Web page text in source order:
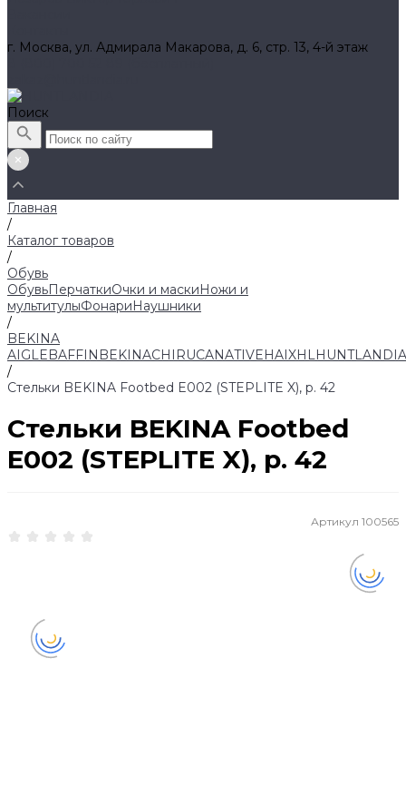
г. Москва, ул. Адмирала Макарова, д. 6, стр. 13, 4-й этаж
Поиск
Главная
/
Каталог товаров
/
Обувь
ОбувьПерчаткиОчки и маскиНожи и
мультитулыФонариНаушники
/
BEKINA
AIGLEBAFFIN BEKINACHIRUCANATIVEHAIXHLHUNTLANDIA
/
Стельки BEKINA Footbed E002 (STEPLITE X), р. 42
Стельки BEKINA Footbed
E002 (STEPLITE X), р. 42
Артикул 100565